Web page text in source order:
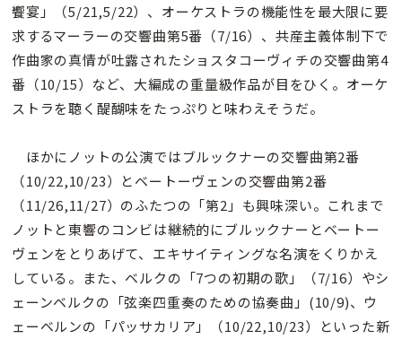
饗宴」（5/21,5/22）、オーケストラの機能性を最大限に要
求するマーラーの交響曲第5番（7/16）、共産主義体制下で
作曲家の真情が吐露されたショスタコーヴィチの交響曲第4
番（10/15）など、大編成の重量級作品が目をひく。オーケ
ストラを聴く醍醐味をたっぷりと味わえそうだ。
ほかにノットの公演ではブルックナーの交響曲第2番
（10/22,10/23）とベートーヴェンの交響曲第2番
（11/26,11/27）のふたつの「第2」も興味深い。これまで
ノットと東響のコンビは継続的にブルックナーとベートー
ヴェンをとりあげて、エキサイティングな名演をくりかえ
している。また、ベルクの「7つの初期の歌」（7/16）やシ
ェーンベルクの「弦楽四重奏のための協奏曲」(10/9)、ウ
ェーベルンの「パッサカリア」（10/22,10/23）といった新